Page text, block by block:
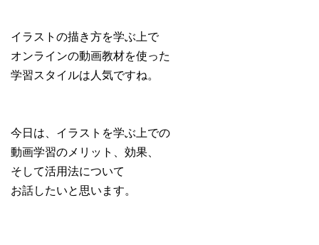
イラストの描き方を学ぶ上で
オンラインの動画教材を使った
学習スタイルは人気ですね。
今日は、イラストを学ぶ上での
動画学習のメリット、効果、
そして活用法について
お話したいと思います。